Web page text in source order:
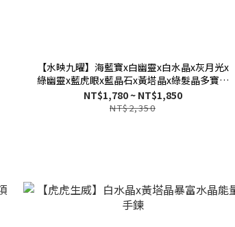
【水映九曜】海藍寶x白幽靈x白水晶x灰月光x
綠幽靈x藍虎眼x藍晶石x黃塔晶x綠髮晶多寶多
功效水晶手鍊-10mm/12mm
NT$1,780 ~ NT$1,850
NT$2,350